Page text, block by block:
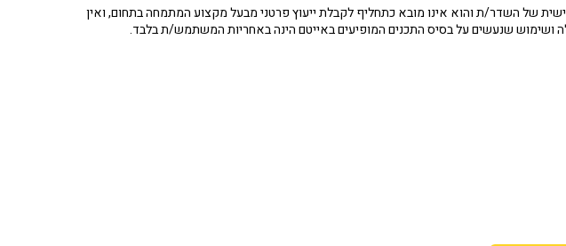
של השדר/ת והוא אינו מובא כתחליף לקבלת ייעוץ פרטני מבעל מקצוע המתמחה בתחום, ואין
ושימוש שנעשים על בסיס התכנים המופיעים באייטם הינה באחריות המשתמש/ת בלבד.